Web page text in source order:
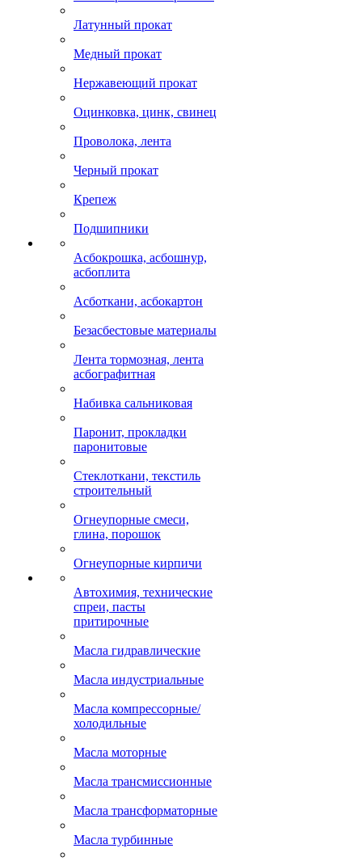
Латунный прокат
Медный прокат
Нержавеющий прокат
Оцинковка, цинк, свинец
Проволока, лента
Черный прокат
Крепеж
Подшипники
Асбокрошка, асбошнур,
асбоплита
Асботкани, асбокартон
Безасбестовые материалы
Лента тормозная, лента
асбографитная
Набивка сальниковая
Паронит, прокладки
паронитовые
Стеклоткани, текстиль
строительный
Огнеупорные смеси,
глина, порошок
Огнеупорные кирпичи
Автохимия, технические
спреи, пасты
притирочные
Масла гидравлические
Масла индустриальные
Масла компрессорные/
холодильные
Масла моторные
Масла трансмиссионные
Масла трансформаторные
Масла турбинные